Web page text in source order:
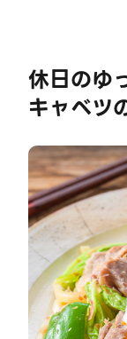
休日のゆ
キャベツ